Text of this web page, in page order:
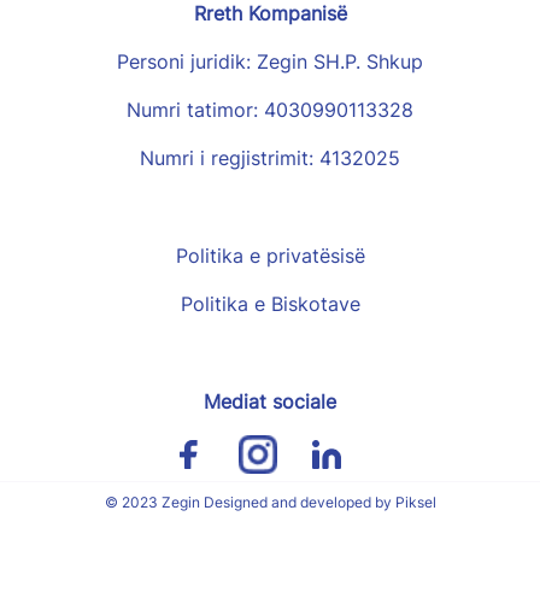
Politika e privatësisë
Politika e Biskotave
Rreth Kompanisë
Personi juridik: Zegin SH.P. Shkup
Numri tatimor: 4030990113328
Numri i regjistrimit: 4132025
Mediat sociale
© 2023 Zegin Designed and developed by Piksel